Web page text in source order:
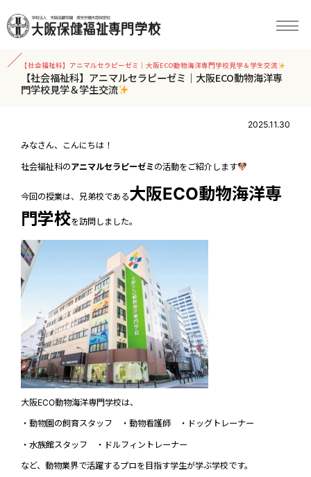
【社会福祉科】アニマルセラピーゼミ｜大阪ECO動物海洋専門学校見学＆学生交流
【社会福祉科】アニマルセラピーゼミ｜大阪ECO動物海洋専
門学校見学＆学生交流
2025.11.30
みなさん、こんにちは！
社会福祉科のアニマルセラピーゼミ の活動をご紹介します
今回の授業は、兄弟校である大阪ECO動物海洋専
門学校を訪問しました。
大阪ECO動物海洋専門学校は、
・動物園の飼育スタッフ ・動物看護師 ・ドッグトレーナー
・水族館スタッフ ・ドルフィントレーナー
など、動物業界で活躍するプロを目指す学生が学ぶ学校です。